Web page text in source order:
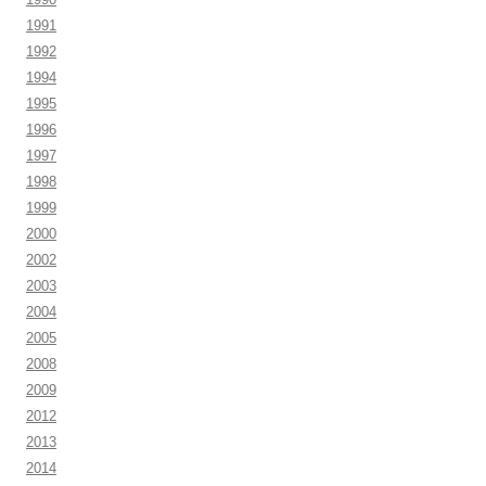
1991
1992
1994
1995
1996
1997
1998
1999
2000
2002
2003
2004
2005
2008
2009
2012
2013
2014